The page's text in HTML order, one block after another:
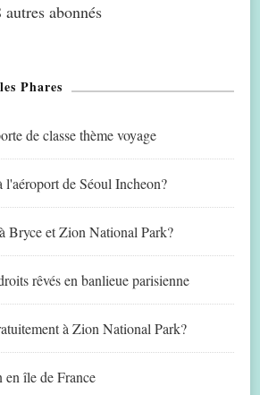
abonnés
Phares
de classe thème voyage
l'aéroport de Séoul Incheon?
Bryce et Zion National Park?
rêvés en banlieue parisienne
à Zion National Park?
en île de France